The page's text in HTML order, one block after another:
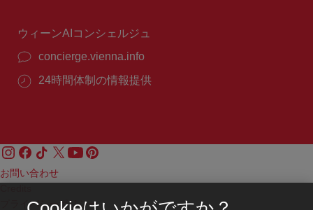
ウィーンAIコンシェルジュ
concierge.vienna.info
24時間体制の情報提供
お問い合わせ
プライバシーポリシー